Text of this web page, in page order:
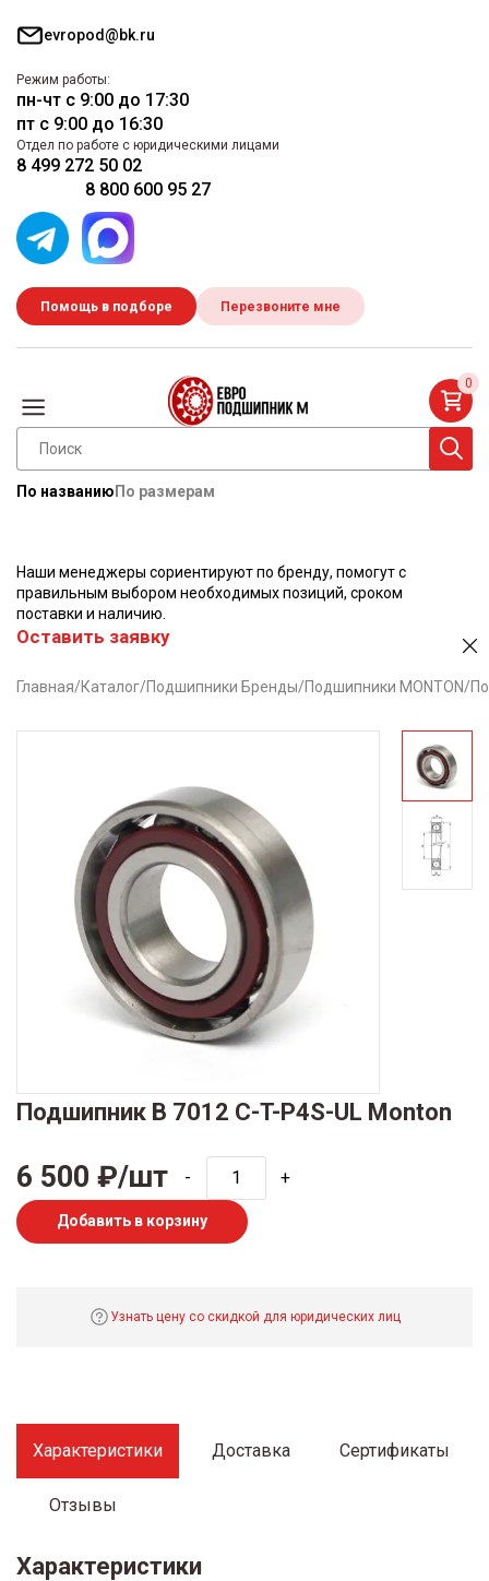
evropod@bk.ru
Режим работы:
пн-чт с 9:00 до 17:30
пт с 9:00 до 16:30
Отдел по работе с юридическими лицами
8 499 272 50 02
8 800 600 95 27
Помощь в подборе Перезвоните мне
По названию По размерам
0
Наши менеджеры сориентируют по бренду, помогут с
правильным выбором необходимых позиций, сроком
поставки и наличию.
Оставить заявку
Главная/Каталог/Подшипники Бренды/Подшипники MONTON/
Подшипник B 7012 C-T-P4S-UL Monton
6 500 ₽/шт - +
Добавить в корзину
Узнать цену со скидкой для юридических лиц
Характеристики Доставка Сертификаты
Отзывы
Характеристики